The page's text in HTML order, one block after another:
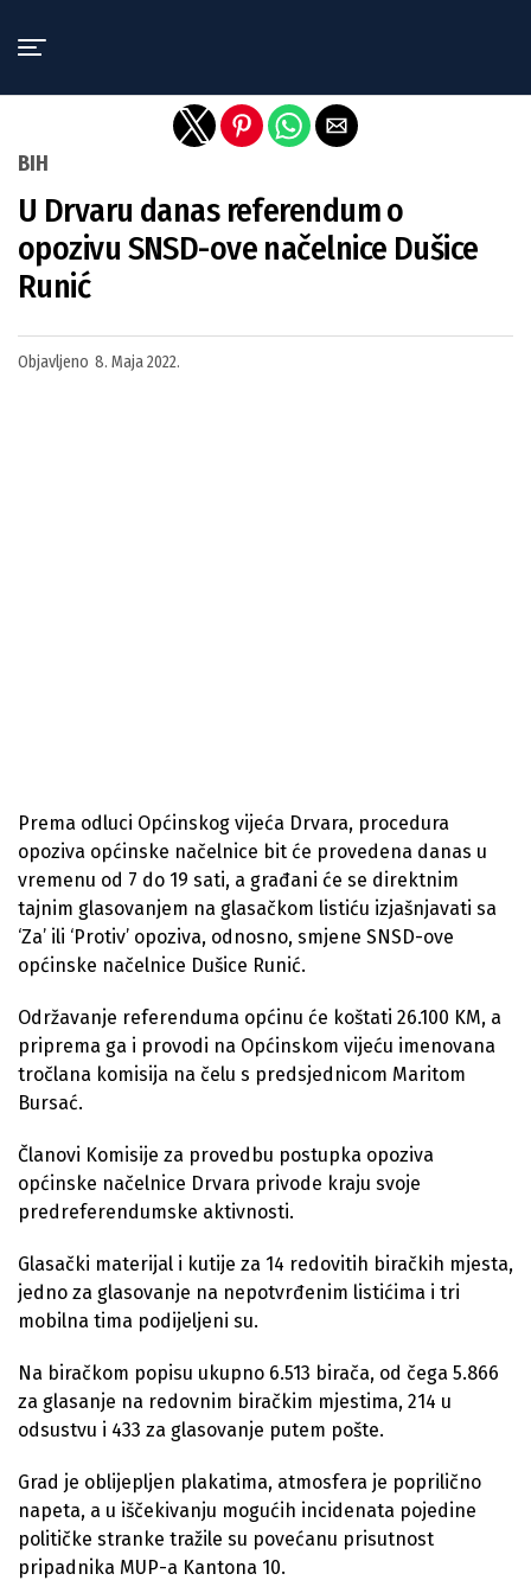
BIH
U Drvaru danas referendum o
opozivu SNSD-ove načelnice Dušice
Runić
Objavljeno 8. Maja 2022.
Prema odluci Općinskog vijeća Drvara, procedura
opoziva općinske načelnice bit će provedena danas u
vremenu od 7 do 19 sati, a građani će se direktnim
tajnim glasovanjem na glasačkom listiću izjašnjavati sa
‘Za’ ili ‘Protiv’ opoziva, odnosno, smjene SNSD-ove
općinske načelnice Dušice Runić.
Održavanje referenduma općinu će koštati 26.100 KM, a
priprema ga i provodi na Općinskom vijeću imenovana
tročlana komisija na čelu s predsjednicom Maritom
Bursać.
Članovi Komisije za provedbu postupka opoziva
općinske načelnice Drvara privode kraju svoje
predreferendumske aktivnosti.
Glasački materijal i kutije za 14 redovitih biračkih mjesta,
jedno za glasovanje na nepotvrđenim listićima i tri
mobilna tima podijeljeni su.
Na biračkom popisu ukupno 6.513 birača, od čega 5.866
za glasanje na redovnim biračkim mjestima, 214 u
odsustvu i 433 za glasovanje putem pošte.
Grad je oblijepljen plakatima, atmosfera je poprilično
napeta, a u iščekivanju mogućih incidenata pojedine
političke stranke tražile su povećanu prisutnost
pripadnika MUP-a Kantona 10.